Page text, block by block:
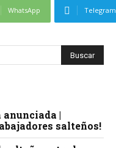
WhatsApp Telegram
|
salteños!